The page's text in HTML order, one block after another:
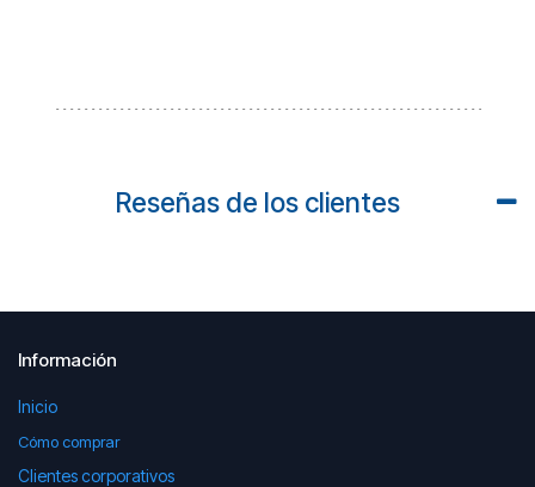
Reseñas de los clientes
Información
Inicio
Cómo comprar
Clientes corporativos